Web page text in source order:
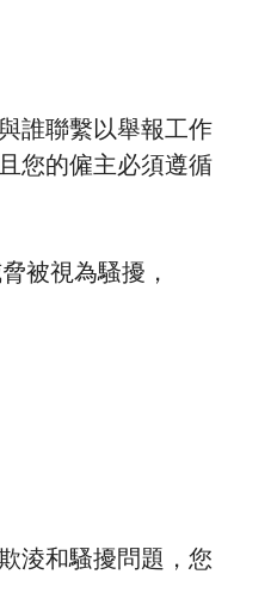
誰聯繫以舉報工作
您的僱主必須遵循
被視為騷擾，
淩和騷擾問題，您